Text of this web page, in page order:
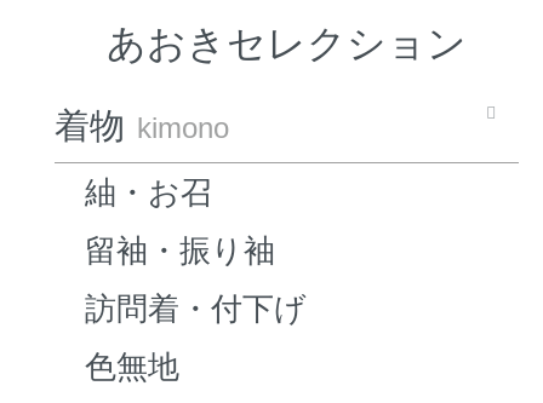
あおきセレクション
着物 kimono
紬・お召
留袖・振り袖
訪問着・付下げ
色無地